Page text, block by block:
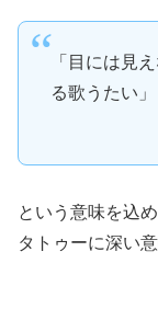
「目には見
る歌うたい」
という 意味を込
タトゥーに深い